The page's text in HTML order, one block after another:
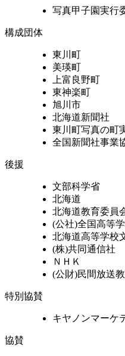
写真甲子園実行
構成団体
東川町
美瑛町
上富良野町
東神楽町
旭川市
北海道新聞社
東川町写真の町
全国新聞社事業
後援
文部科学省
北海道
北海道教育委員
(公社)全国高等
北海道高等学校
(株)共同通信社
ＮＨＫ
(公財)民間放送
特別協賛
キヤノンマーケ
協賛